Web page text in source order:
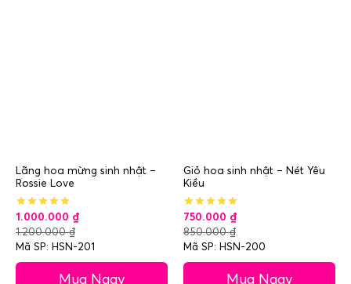
Lãng hoa mừng sinh nhật –
Rossie Love
1.000.000 ₫
1.200.000₫
Mã SP: HSN-201
Mua Ngay
Giỏ hoa sinh nhật – Nét Yêu
Kiều
750.000 ₫
850.000₫
Mã SP: HSN-200
Mua Ngay